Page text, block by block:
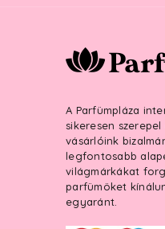
A Parfümpláza
sikeresen
vásárlóink
legfontosabb
világmárkákat
parfümöket
egyaránt.